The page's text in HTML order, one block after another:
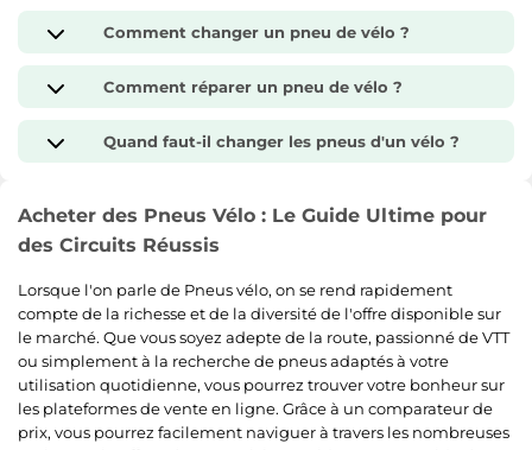
Comment changer un pneu de vélo ?
Comment réparer un pneu de vélo ?
Quand faut-il changer les pneus d'un vélo ?
Acheter des Pneus Vélo : Le Guide Ultime pour
des Circuits Réussis
Lorsque l'on parle de Pneus vélo, on se rend rapidement
compte de la richesse et de la diversité de l'offre disponible sur
le marché. Que vous soyez adepte de la route, passionné de VTT
ou simplement à la recherche de pneus adaptés à votre
utilisation quotidienne, vous pourrez trouver votre bonheur sur
les plateformes de vente en ligne. Grâce à un comparateur de
prix, vous pourrez facilement naviguer à travers les nombreuses